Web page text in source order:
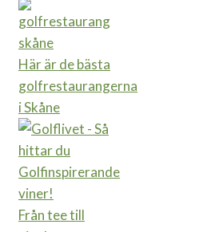
Här är de bästa
golfrestaurangerna
i Skåne
Från tee till